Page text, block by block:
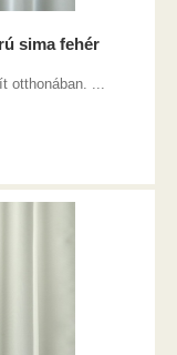
sima fehér
otthonában. ...